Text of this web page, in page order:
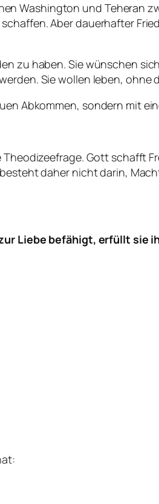
Washington und Teheran
Aber dauerhafter
zu haben. Sie wünschen
Sie wollen leben,
Abkommen, sondern mit
Gott schafft
daher nicht darin,
Liebe befähigt, erfüllt sie